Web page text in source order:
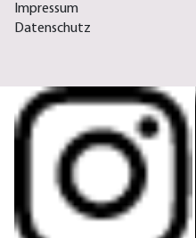
Impressum
Datenschutz